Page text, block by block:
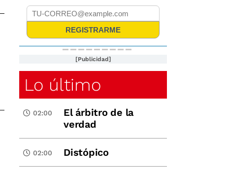
[Publicidad]
Lo último
02:00
El árbitro de la
verdad
02:00 Distópico